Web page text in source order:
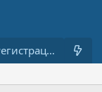
Гараж
Регистрация